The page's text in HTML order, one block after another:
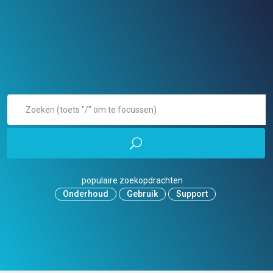
populaire zoekopdrachten
Onderhoud
Gebruik Support